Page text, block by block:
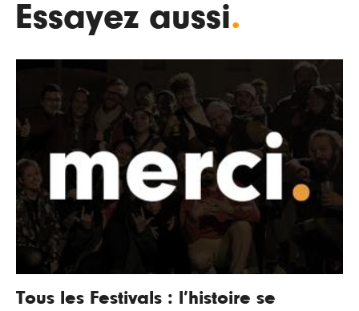
Essayez aussi.
Tous les Festivals : l’histoire se